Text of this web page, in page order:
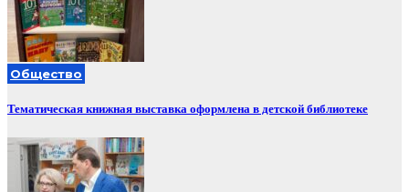
Общество
Тематическая книжная выставка оформлена в детской библиотеке